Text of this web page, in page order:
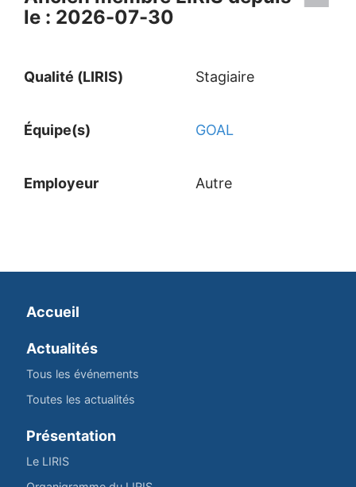
le : 2026-07-30
Qualité (LIRIS) Stagiaire
Équipe(s) GOAL
Employeur Autre
Accueil
Actualités
Tous les événements
Toutes les actualités
Présentation
Le LIRIS